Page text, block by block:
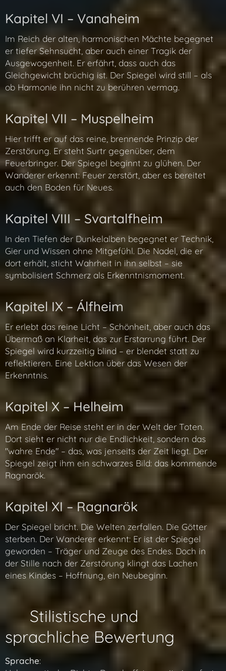
Kapitel VI – Vanaheim
Im Reich der alten, harmonischen Mächte begegnet
er tiefer Sehnsucht, aber auch einer Tragik der
Ausgewogenheit. Er erfährt, dass auch das
Gleichgewicht brüchig ist. Der Spiegel wird still – als
ob Harmonie ihn nicht zu berühren vermag.
Kapitel VII – Muspelheim
Hier trifft er auf das reine, brennende Prinzip der
Zerstörung. Er steht Surtr gegenüber, dem
Feuerbringer. Der Spiegel beginnt zu glühen. Der
Wanderer erkennt: Feuer zerstört, aber es bereitet
auch den Boden für Neues.
Kapitel VIII – Svartalfheim
In den Tiefen der Dunkelalben begegnet er Technik,
Gier und Wissen ohne Mitgefühl. Die Nadel, die er
dort erhält, sticht Wahrheit in ihn selbst – sie
symbolisiert Schmerz als Erkenntnismoment.
Kapitel IX – Álfheim
Er erlebt das reine Licht – Schönheit, aber auch das
Übermaß an Klarheit, das zur Erstarrung führt. Der
Spiegel wird kurzzeitig blind – er blendet statt zu
reflektieren. Eine Lektion über das Wesen der
Erkenntnis.
Kapitel X – Helheim
Am Ende der Reise steht er in der Welt der Toten.
Dort sieht er nicht nur die Endlichkeit, sondern das
"wahre Ende" – das, was jenseits der Zeit liegt. Der
Spiegel zeigt ihm ein schwarzes Bild: das kommende
Ragnarök.
Kapitel XI – Ragnarök
Der Spiegel bricht. Die Welten zerfallen. Die Götter
sterben. Der Wanderer erkennt: Er ist der Spiegel
geworden – Träger und Zeuge des Endes. Doch in
der Stille nach der Zerstörung klingt das Lachen
eines Kindes – Hoffnung, ein Neubeginn.
✍️ Stilistische und
sprachliche Bewertung
Sprache: